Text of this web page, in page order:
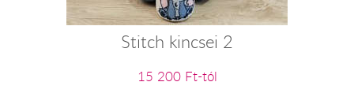
Stitch kincsei 2
15 200 Ft-tól